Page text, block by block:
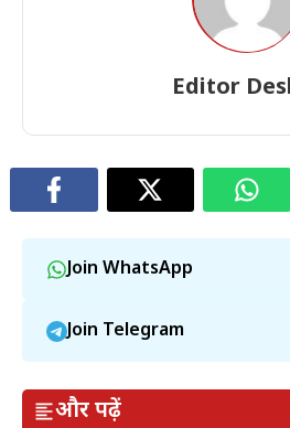
Editor
Join WhatsApp
Join Telegram
और पढ़ें